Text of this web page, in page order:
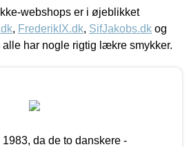
webshops er i øjeblikket
, FrederikIX.dk, SifJakobs.dk og
alle har nogle rigtig lækre smykker.
da de to danskere -